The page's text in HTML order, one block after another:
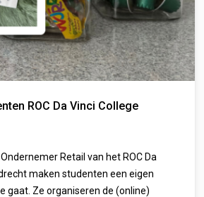
ROC Da Vinci College
Retail van het ROC Da
maken studenten een eigen
gaat. Ze organiseren de (online)